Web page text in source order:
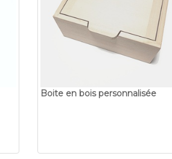
Boite en bois personnalisée